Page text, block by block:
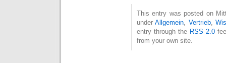
This entry was posted on
underAllgemein Vertrieb,
entry through the RSS 2.0
from your own site.